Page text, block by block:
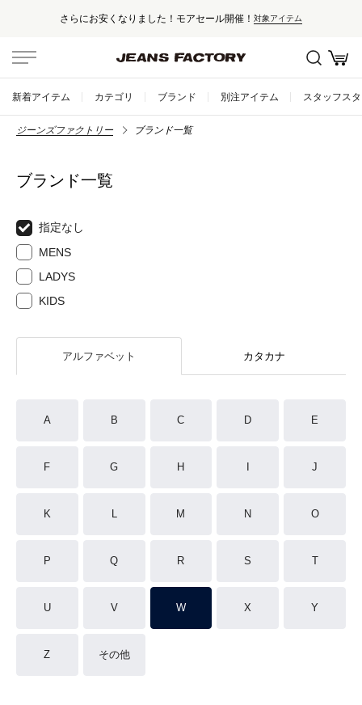
さらにお安くなりました！モアセール開催！ 対象アイテム
新着アイテム カテゴリ ブランド 別注アイテム スタッフス
ジーンズファクトリー ブランド一覧
ブランド一覧
指定なし
MENS
LADYS
KIDS
アルファベット カタカナ
A B C D E
F G H J
K L M N O
P Q R S T
U V W X Y
Z その他